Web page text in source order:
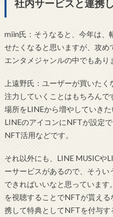
社内サービスと連携
miin氏：そうなると、今年は、
せたくなると思いますが、攻
エンタメジャンルの中でもあり
上遠野氏：ユーザーが買いた
注力していくことはもちろん
場所をLINEから増やしていき
LINEのアイコンにNFTが設定
NFT活用などです。
それ以外にも、LINE MUSICや
ーサービスがあるので、そう
できればいいなと思っていま
を視聴することでNFTが貰え
携して特典としてNFTを付与